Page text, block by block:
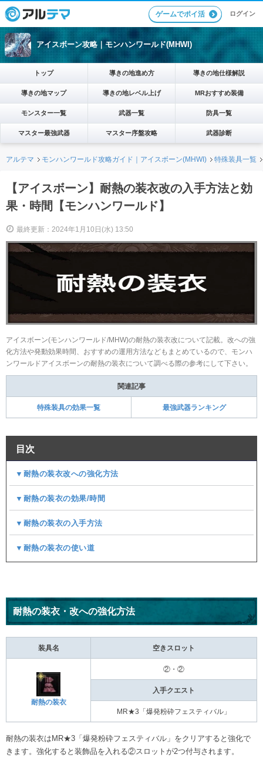
ゲームでポイ活 ログイン
アイスボーン攻略｜モンハンワールド(MHWI)
トップ 導きの地進め方 導きの地仕様解説
導きの地マップ 導きの地レベル上げ MRおすすめ装備
モンスター一覧 武器一覧 防具一覧
マスター最強武器 マスター序盤攻略 武器診断
アルテマ モンハンワールド攻略ガイド｜アイスボーン(MHWI) 特殊装具一覧
【アイスボーン】耐熱の装衣改の入手方法と効
果・時間【モンハンワールド】
最終更新：2024年1月10日(水) 13:50
アイスボーン(モンハンワールド/MHW)の耐熱の装衣改について記載。改への強
化方法や発動効果時間、おすすめの運用方法などもまとめているので、モンハ
ンワールドアイスボーンの耐熱の装衣について調べる際の参考にして下さい。
関連記事
特殊装具の効果一覧 最強武器ランキング
目次
▼耐熱の装衣改への強化方法
▼耐熱の装衣の効果/時間
▼耐熱の装衣の入手方法
▼耐熱の装衣の使い道
耐熱の装衣・改への強化方法
装具名 空きスロット
耐熱の装衣
②・②
入手クエスト
MR★3「爆発粉砕フェスティバル」
耐熱の装衣はMR★3「爆発粉砕フェスティバル」をクリアすると強化で
きます。強化すると装飾品を入れる②スロットが2つ付与されます。